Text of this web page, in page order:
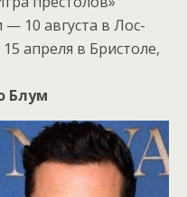
— 10 августа в Лос-
апреля в Бристоле,
Блум